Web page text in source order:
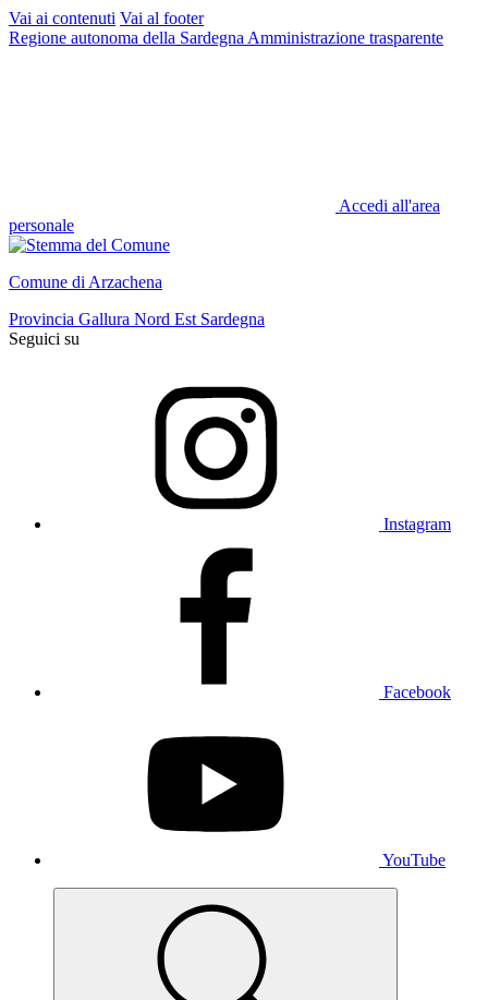
Vai ai contenuti Vai al footer
Regione autonoma della Sardegna Amministrazione trasparente
Accedi all'area
personale
Comune di Arzachena
Provincia Gallura Nord Est Sardegna
Seguici su
Instagram
Facebook
YouTube